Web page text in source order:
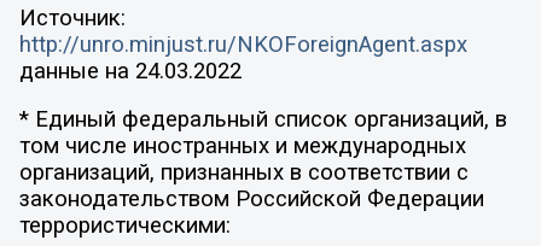
Источник:
http://unro.minjust.ru/NKOForeignAgent.aspx
данные на 24.03.2022
* Единый федеральный список организаций, в
том числе иностранных и международных
организаций, признанных в соответствии с
законодательством Российской Федерации
террористическими: